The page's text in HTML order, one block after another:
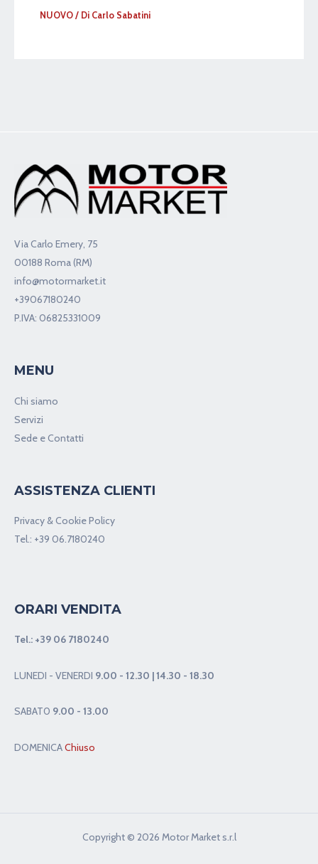
NUOVO / Di Carlo Sabatini
Via Carlo Emery, 75
00188 Roma (RM)
info@motormarket.it
+39067180240
P.IVA: 06825331009
MENU
Chi siamo
Servizi
Sede e Contatti
ASSISTENZA CLIENTI
Privacy & Cookie Policy
Tel.: +39 06.7180240
ORARI VENDITA
Tel.: +39 06 7180240
LUNEDI - VENERDI 9.00 - 12.30 | 14.30 - 18.30
SABAT0 9.00 - 13.00
DOMENICAChiuso
Copyright © 2026 Motor Market s.r.l